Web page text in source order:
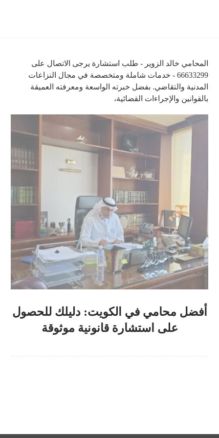
المحامي خالد الزوير - طلب استشارة يرجى الاتصال على
66633299 - خدمات شاملة ومتخصصة في مجال النزاعات
المدنية والتقاضي. بفضل خبرته الواسعة ومعرفته العميقة
بالقوانين والإجراءات القضائية،
أفضل محامي في الكويت: دليلك للحصول
على استشارة قانونية موثوقة